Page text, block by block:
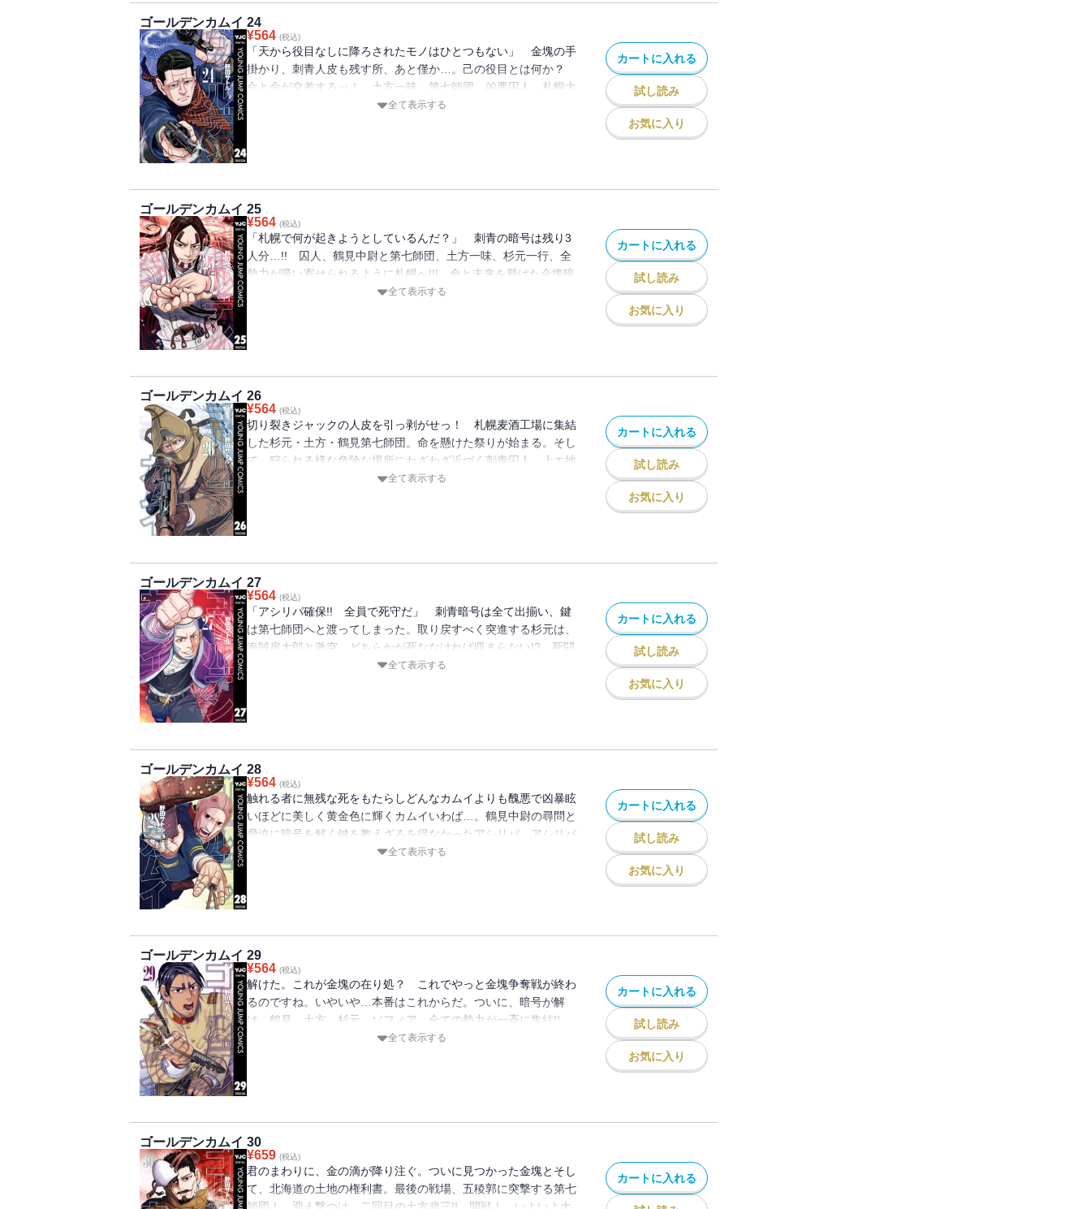
ゴールデンカムイ 24
¥564 (税込)
「天から役目なしに降ろされたモノはひとつもない」 金塊の手
掛かり、刺青人皮も残す所、あと僅か…。己の役目とは何か？
命と命が交差するッ！ 土方一味、第七師団、凶悪囚人、札幌大
集結!! VS海賊房太郎、水中戦!!! 怒濤の波濤に、息継ぎ禁止の
全て表示する
カートに入れる
試し読み
お気に入り
ゴールデンカムイ 25
¥564 (税込)
「札幌で何が起きようとしているんだ？」 刺青の暗号は残り3
人分…!! 囚人、鶴見中尉と第七師団、土方一味、杉元一行、全
勢力が吸い寄せられるように札幌へ!!! 命と未来を懸けた金塊暗
号争奪戦争ついに……勃発!!!! 必死のエンカウント必至の第25
全て表示する
カートに入れる
試し読み
お気に入り
ゴールデンカムイ 26
¥564 (税込)
切り裂きジャックの人皮を引っ剥がせっ！ 札幌麦酒工場に集結
した杉元・土方・鶴見第七師団。命を懸けた祭りが始まる。そし
て、狩られる様な危険な場所にわざわざ近づく刺青囚人、上エ地
の目的は？ 呑む！ 撃つ！ 狩る！ の三拍子!!! 感情闇鍋ウ
全て表示する
カートに入れる
試し読み
お気に入り
ゴールデンカムイ 27
¥564 (税込)
「アシリパ確保!! 全員で死守だ」 刺青暗号は全て出揃い、鍵
は第七師団へと渡ってしまった。取り戻すべく突進する杉元は、
海賊房太郎と激突、どちらかが死ななければ収まらない!? 死闘
が始まる!! 鶴見を追う土方一味、ソフィア率いるパルチザン。
全て表示する
カートに入れる
試し読み
お気に入り
ゴールデンカムイ 28
¥564 (税込)
触れる者に無残な死をもたらしどんなカムイよりも醜悪で凶暴眩
いほどに美しく黄金色に輝くカムイいわば…。鶴見中尉の尋問と
脅迫に暗号を解く鍵を教えざるを得なかったアシリパ。アシリパ
争奪戦は、暗号解読戦へ!! ついに、ゴールデンカムイが眠る土
全て表示する
カートに入れる
試し読み
お気に入り
ゴールデンカムイ 29
¥564 (税込)
解けた。これが金塊の在り処？ これでやっと金塊争奪戦が終わ
るのですね。いやいや…本番はこれからだ。ついに、暗号が解
け、鶴見、土方、杉元、ソフィア、全ての勢力が一斉に集結!!
舞台は、函館、五稜郭。終わりが始まる第29巻!!!!!!!
全て表示する
カートに入れる
試し読み
お気に入り
ゴールデンカムイ 30
¥659 (税込)
君のまわりに、金の滴が降り注ぐ。ついに見つかった金塊とそし
て、北海道の土地の権利書。最後の戦場、五稜郭に突撃する第七
カートに入れる